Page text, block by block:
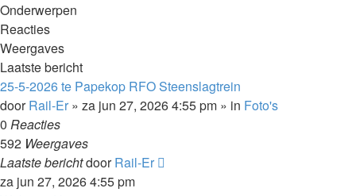
Onderwerpen
Reacties
Weergaves
Laatste bericht
25-5-2026 te Papekop RFO Steenslagtrein
doorRail-Er » za jun 27, 2026 4:55 pm » in Foto's
0 Reacties
592 Weergaves
Laatste berichtdoorRail-Er
za jun 27, 2026 4:55 pm